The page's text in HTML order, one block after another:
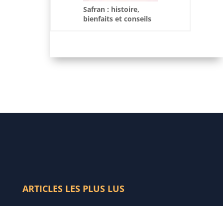
Safran : histoire,
bienfaits et conseils
ARTICLES LES PLUS LUS